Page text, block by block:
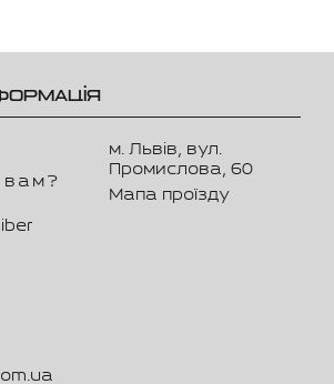
вам?
м. Львів, вул.
Промислова, 60
Мапа проїзду